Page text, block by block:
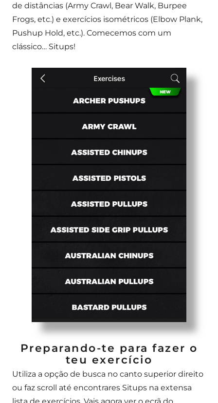
de distâncias (Army Crawl, Bear Walk, Burpee
Frogs, etc.) e exercícios isométricos (Elbow Plank,
Pushup Hold, etc.). Comecemos com um
clássico… Situps!
Preparando-te para fazer o
teu exercício
Utiliza a opção de busca no canto superior direito
ou faz scroll até encontrares Situps na extensa
lista de exercícios. Vais agora ver o ecrã do